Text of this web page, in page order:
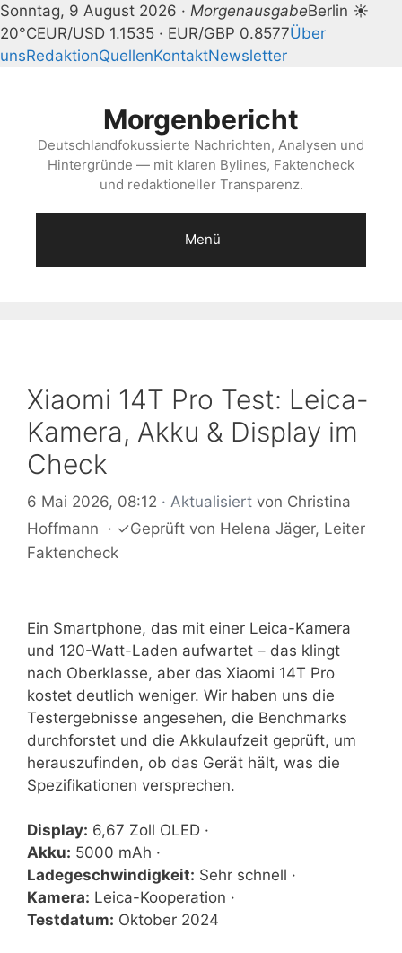
Sonntag, 9 August 2026 · MorgenausgabeBerlin ☀
20°CEUR/USD 1.1535 · EUR/GBP 0.8577Über
unsRedaktionQuellenKontaktNewsletter
Morgenbericht
Deutschlandfokussierte Nachrichten, Analysen und
Hintergründe — mit klaren Bylines, Faktencheck
und redaktioneller Transparenz.
Menü
Xiaomi 14T Pro Test: Leica-
Kamera, Akku & Display im
Check
6 Mai 2026, 08:12 · Aktualisiert von Christina
Hoffmann · ✓Geprüft von Helena Jäger, Leiter
Faktencheck
Ein Smartphone, das mit einer Leica-Kamera
und 120-Watt-Laden aufwartet – das klingt
nach Oberklasse, aber das Xiaomi 14T Pro
kostet deutlich weniger. Wir haben uns die
Testergebnisse angesehen, die Benchmarks
durchforstet und die Akkulaufzeit geprüft, um
herauszufinden, ob das Gerät hält, was die
Spezifikationen versprechen.
Display: 6,67 Zoll OLED ·
Akku: 5000 mAh ·
Ladegeschwindigkeit: Sehr schnell ·
Kamera: Leica-Kooperation ·
Testdatum: Oktober 2024